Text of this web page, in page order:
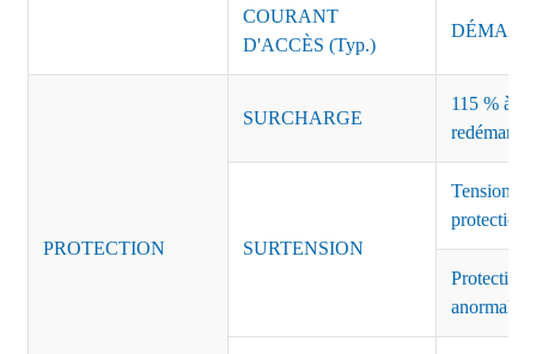
COURANT
D'ACCÈS (Typ.)
PROTECTION
SURCHARGE
115 % à
SURTENSION
Tension
protection
Protection
anormales